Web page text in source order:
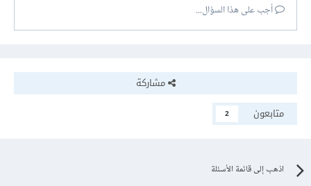
أجب على هذا السؤال...
مشاركة
متابعون
2
اذهب إلى قائمة الأسئلة